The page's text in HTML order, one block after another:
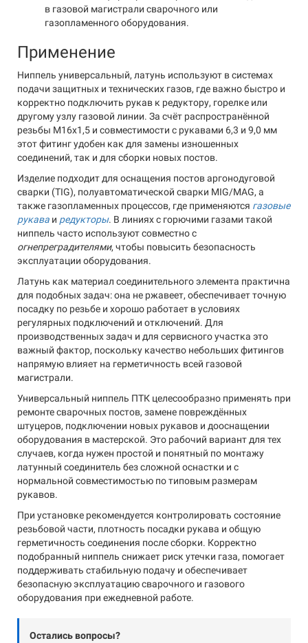
в газовой магистрали сварочного или
газопламенного оборудования.
Применение
Ниппель универсальный, латунь используют в системах
подачи защитных и технических газов, где важно быстро и
корректно подключить рукав к редуктору, горелке или
другому узлу газовой линии. За счёт распространённой
резьбы M16x1,5 и совместимости с рукавами 6,3 и 9,0 мм
этот фитинг удобен как для замены изношенных
соединений, так и для сборки новых постов.
Изделие подходит для оснащения постов аргонодуговой
сварки (TIG), полуавтоматической сварки MIG/MAG, а
также газопламенных процессов, где применяются газовые
рукава и редукторы. В линиях с горючими газами такой
ниппель часто используют совместно с
огнепреградителями, чтобы повысить безопасность
эксплуатации оборудования.
Латунь как материал соединительного элемента практична
для подобных задач: она не ржавеет, обеспечивает точную
посадку по резьбе и хорошо работает в условиях
регулярных подключений и отключений. Для
производственных задач и для сервисного участка это
важный фактор, поскольку качество небольших фитингов
напрямую влияет на герметичность всей газовой
магистрали.
Универсальный ниппель ПТК целесообразно применять при
ремонте сварочных постов, замене повреждённых
штуцеров, подключении новых рукавов и дооснащении
оборудования в мастерской. Это рабочий вариант для тех
случаев, когда нужен простой и понятный по монтажу
латунный соединитель без сложной оснастки и с
нормальной совместимостью по типовым размерам
рукавов.
При установке рекомендуется контролировать состояние
резьбовой части, плотность посадки рукава и общую
герметичность соединения после сборки. Корректно
подобранный ниппель снижает риск утечки газа, помогает
поддерживать стабильную подачу и обеспечивает
безопасную эксплуатацию сварочного и газового
оборудования при ежедневной работе.
Остались вопросы?